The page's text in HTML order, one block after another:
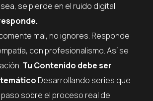
se pierde en el ruido digital.
mal, no ignores. Responde
con profesionalismo. Así se
Tu Contenido debe ser
Desarrollando series que
sobre el proceso real de